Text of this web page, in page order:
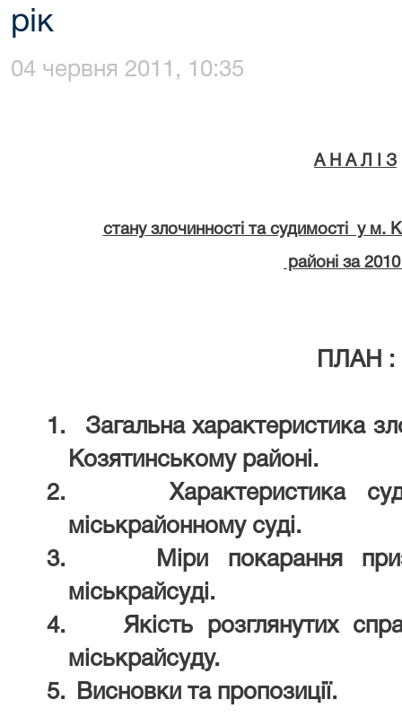
рік
04 червня 2011, 10:35
А Н А Л I З
стану злочинності та судимості у м.
районі за 20
ПЛАН :
1.
Загальна характеристика
Козятинському районі.
2.
Характеристика
міськрайонному суді.
3.
Міри покарання
міськрайсуді.
4.
Якість розглянутих
міськрайсуду.
5.
Висновки та пропозиції.